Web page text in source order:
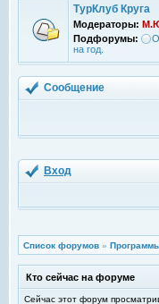
ТурКлуб Круга
Модераторы:
Подфорумы:
на год.
Сообщение
Вход
Список форумов »
Кто сейчас на форуме
Сейчас этот форум